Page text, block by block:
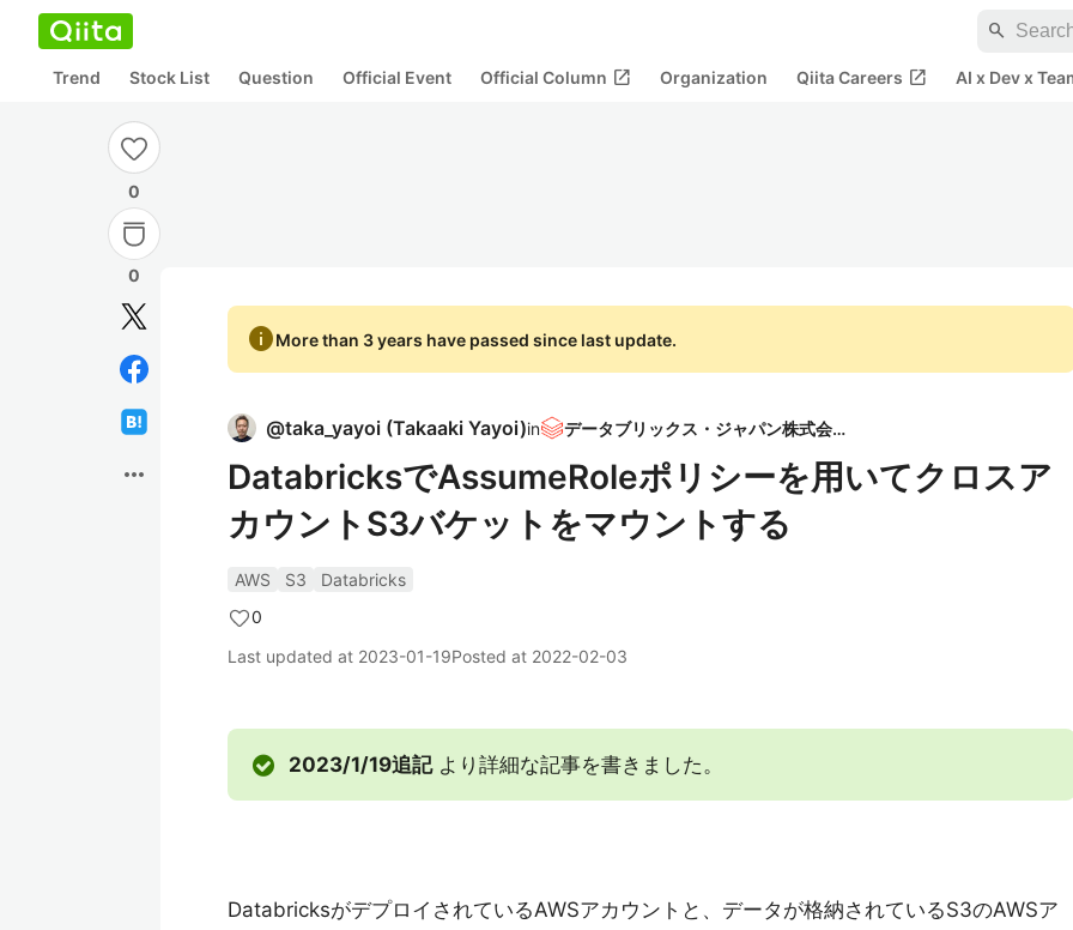
search
Trend Stock List Question Official Event Official Column open_in_new Organization Qiita Careers open_in_new AI x Dev x
0
0
more_horiz
infoMore than 3 years have passed since last update.
@taka_yayoi (Takaaki Yayoi)in データブリックス・ジャパン株式会社
DatabricksでAssumeRoleポリシーを用いてクロスア
カウントS3バケットをマウントする
AWS S3
Databricks
0
Last updated at 2023-01-19Posted at 2022-02-03
2023/1/19追記より詳細な記事を書きました。
DatabricksがデプロイされているAWSアカウントと、データが格納されているS3のAWSア